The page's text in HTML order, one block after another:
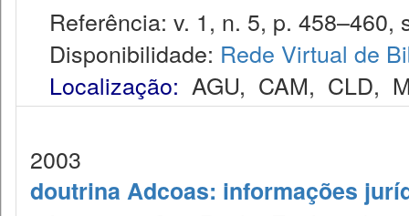
Referência: v. 1, n. 5, p. 458–460,
Disponibilidade: Rede Virtual de
Localização: AGU, CAM, CLD,
2003
doutrina Adcoas: informações